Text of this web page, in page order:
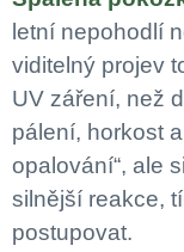
letní nepohodlí
viditelný projev
UV záření, než
pálení, horkost
opalování“, ale
silnější reakce,
postupovat.